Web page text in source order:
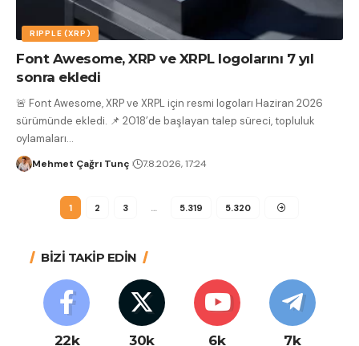
RIPPLE (XRP)
Font Awesome, XRP ve XRPL logolarını 7 yıl
sonra ekledi
🚨 Font Awesome, XRP ve XRPL için resmi logoları Haziran 2026
sürümünde ekledi. 📌 2018’de başlayan talep süreci, topluluk
oylamaları…
Mehmet Çağrı Tunç 7.8.2026, 17:24
1 2 3 … 5.319 5.320
BİZİ TAKİP EDİN
22k 30k 6k 7k